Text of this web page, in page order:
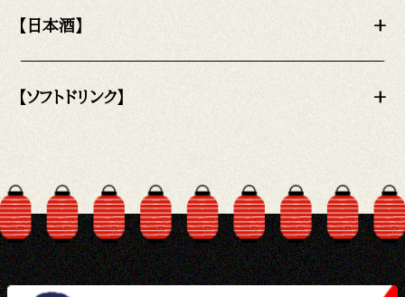
【日本酒】 +
【ソフトドリンク】 +